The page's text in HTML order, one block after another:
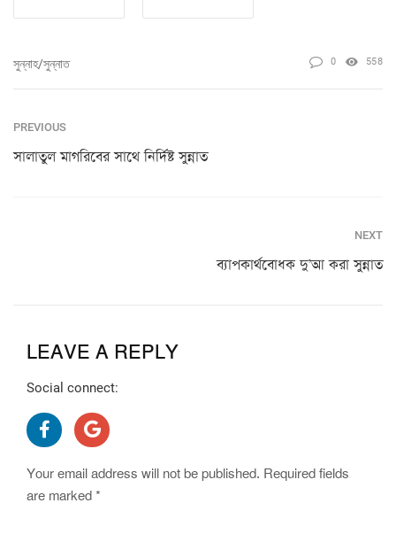
সুন্নাহ/সুন্নাত 0 558
PREVIOUS
সালাতুল মাগরিবের সাথে নির্দিষ্ট সুন্নাত
NEXT
ব্যাপকার্থবোধক দু’আ করা সুন্নাত
LEAVE A REPLY
Social connect:
Your email address will not be published. Required fields
are marked *